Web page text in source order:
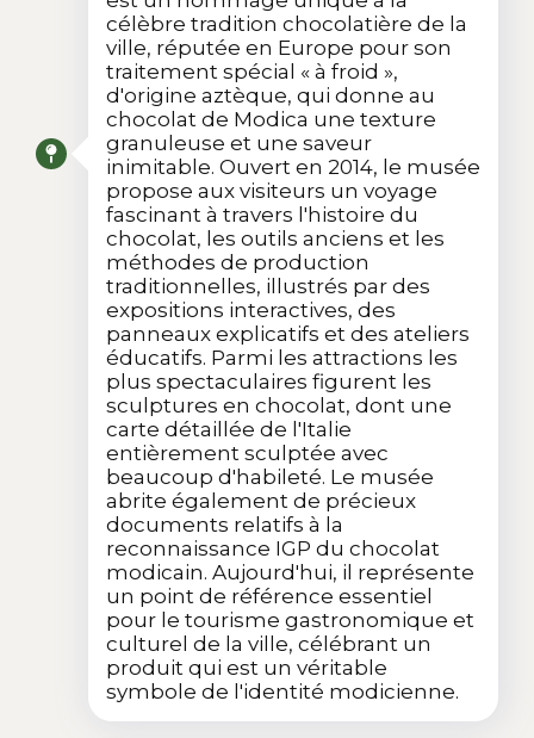
célèbre tradition chocolatière de la
ville, réputée en Europe pour son
traitement spécial « à froid »,
d'origine aztèque, qui donne au
chocolat de Modica une texture
granuleuse et une saveur
inimitable. Ouvert en 2014, le musée
propose aux visiteurs un voyage
fascinant à travers l'histoire du
chocolat, les outils anciens et les
méthodes de production
traditionnelles, illustrés par des
expositions interactives, des
panneaux explicatifs et des ateliers
éducatifs. Parmi les attractions les
plus spectaculaires figurent les
sculptures en chocolat, dont une
carte détaillée de l'Italie
entièrement sculptée avec
beaucoup d'habileté. Le musée
abrite également de précieux
documents relatifs à la
reconnaissance IGP du chocolat
modicain. Aujourd'hui, il représente
un point de référence essentiel
pour le tourisme gastronomique et
culturel de la ville, célébrant un
produit qui est un véritable
symbole de l'identité modicienne.